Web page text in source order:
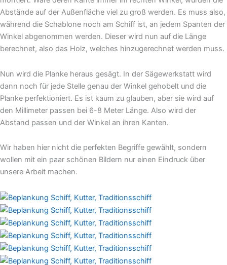
Abstände auf der Außenfläche viel zu groß werden. Es muss also,
während die Schablone noch am Schiff ist, an jedem Spanten der
Winkel abgenommen werden. Dieser wird nun auf die Länge
berechnet, also das Holz, welches hinzugerechnet werden muss.
Nun wird die Planke heraus gesägt. In der Sägewerkstatt wird
dann noch für jede Stelle genau der Winkel gehobelt und die
Planke perfektioniert. Es ist kaum zu glauben, aber sie wird auf
den Millimeter passen bei 6-8 Meter Länge. Also wird der
Abstand passen und der Winkel an ihren Kanten.
Wir haben hier nicht die perfekten Begriffe gewählt, sondern
wollen mit ein paar schönen Bildern nur einen Eindruck über
unsere Arbeit machen.